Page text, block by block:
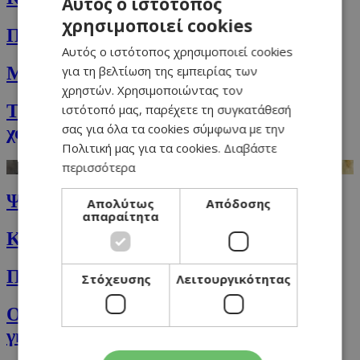
Πράσινο smoothie 2 λεπτών
Μαύρο ριζότο με μανιτάρια και τρούφα
Τραγανό κοτόπουλο Cordon Bleu με
χοιρομέρι
Ψητά ζυμαρικά με πέστο και τυριά
Κορμός σοκολάτας γυαλιά-καρφιά
Πουργούρι με φιδέ και ντομάτα
Ολόκληρο κοτόπουλο στη διπλή
γκριλιέρα
ENGLISH
χρησιμοποιεί cookies
Αυτός ο ιστότοπος χρησιμοποιεί cookies
για τη βελτίωση της εμπειρίας των
χρηστών. Χρησιμοποιώντας τον
ιστότοπό μας, παρέχετε τη συγκατάθεσή
σας για όλα τα cookies σύμφωνα με την
Πολιτική μας για τα cookies. Διαβάστε
περισσότερα
Απολύτως
απαραίτητα
Απόδοσης
Στόχευσης Λειτουργικότητας